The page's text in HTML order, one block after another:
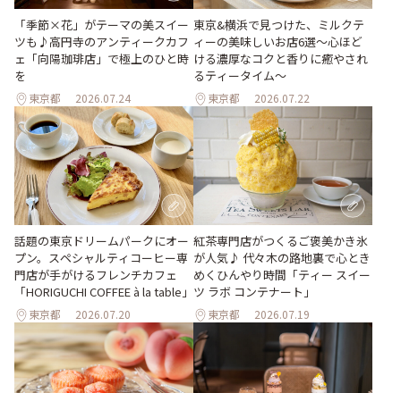
「季節×花」がテーマの美スイー
ツも♪高円寺のアンティークカフ
ェ「向陽珈琲店」で極上のひと時
を
東京都 2026.07.24
東京&横浜で見つけた、ミルクテ
ィーの美味しいお店6選～心ほど
ける濃厚なコクと香りに癒やされ
るティータイム～
東京都 2026.07.22
話題の東京ドリームパークにオー
プン。スペシャルティコーヒー専
門店が手がけるフレンチカフェ
「HORIGUCHI COFFEE à la table」
東京都 2026.07.20
紅茶専門店がつくるご褒美かき氷
が人気♪ 代々木の路地裏で心とき
めくひんやり時間「ティー スイー
ツ ラボ コンテナート」
東京都 2026.07.19